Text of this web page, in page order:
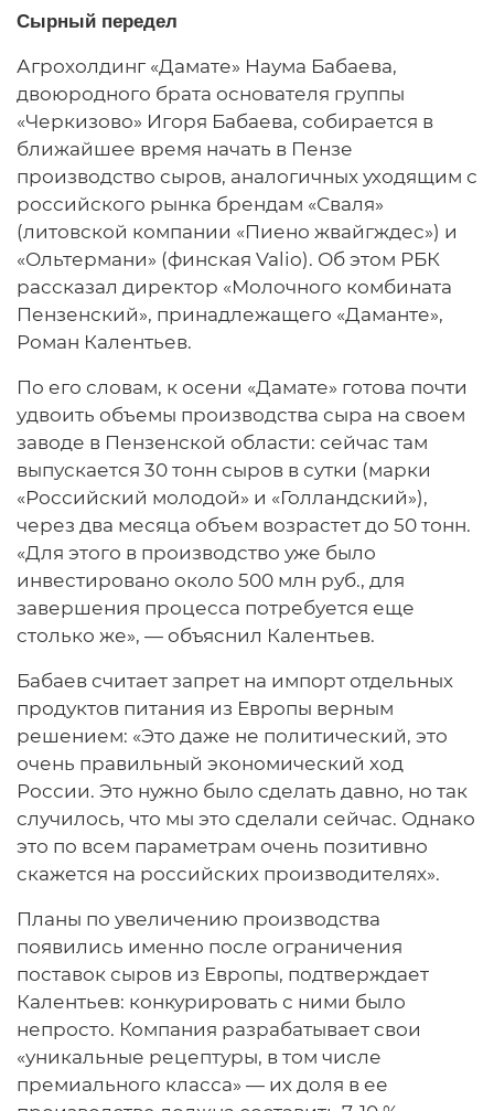
Сырный передел
Агрохолдинг «Дамате» Наума Бабаева,
двоюродного брата основателя группы
«Черкизово» Игоря Бабаева, собирается в
ближайшее время начать в Пензе
производство сыров, аналогичных уходящим с
российского рынка брендам «Сваля»
(литовской компании «Пиено жвайгждес») и
«Ольтермани» (финская Valio). Об этом РБК
рассказал директор «Молочного комбината
Пензенский», принадлежащего «Даманте»,
Роман Калентьев.
По его словам, к осени «Дамате» готова почти
удвоить объемы производства сыра на своем
заводе в Пензенской области: сейчас там
выпускается 30 тонн сыров в сутки (марки
«Российский молодой» и «Голландский»),
через два месяца объем возрастет до 50 тонн.
«Для этого в производство уже было
инвестировано около 500 млн руб., для
завершения процесса потребуется еще
столько же», — объяснил Калентьев.
Бабаев считает запрет на импорт отдельных
продуктов питания из Европы верным
решением: «Это даже не политический, это
очень правильный экономический ход
России. Это нужно было сделать давно, но так
случилось, что мы это сделали сейчас. Однако
это по всем параметрам очень позитивно
скажется на российских производителях».
Планы по увеличению производства
появились именно после ограничения
поставок сыров из Европы, подтверждает
Калентьев: конкурировать с ними было
непросто. Компания разрабатывает свои
«уникальные рецептуры, в том числе
премиального класса» — их доля в ее